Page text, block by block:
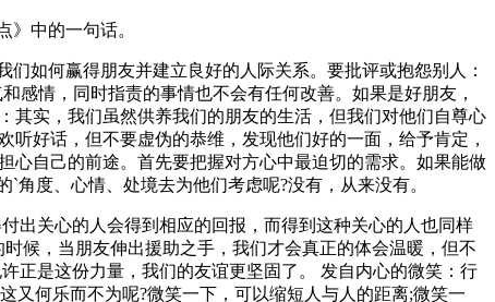
中的一句话。
如何赢得朋友并建立良好的人际关系。要批评或抱怨别人：
感情，同时指责的事情也不会有任何改善。如果是好朋友，
其实，我们虽然供养我们的朋友的生活，但我们对他们自尊心
好话，但不要虚伪的恭维，发现他们好的一面，给予肯定，
心自己的前途。首先要把握对方心中最迫切的需求。如果能做
度、心情、处境去为他们考虑呢?没有，从来没有。
出关心的人会得到相应的回报，而得到这种关心的人也同样
候，当朋友伸出援助之手，我们才会真正的体会温暖，但不
正是这份力量，我们的友谊更坚固了。 发自内心的微笑：行
又何乐而不为呢?微笑一下，可以缩短人与人的距离;微笑一